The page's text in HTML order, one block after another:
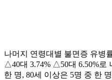
나머지 연령대별 불면증 유병
△40대 3.74% △50대 6.50%로
한 명, 80세 이상은 5명 중 한